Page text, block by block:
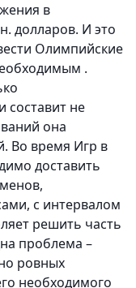
в
долларов. И это
Олимпийские
.
составит не
она
Во время Игр в
доставить
с интервалом
решить часть
проблема –
ровных
необходимого